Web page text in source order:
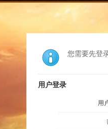
您需要先登
用户登录
用